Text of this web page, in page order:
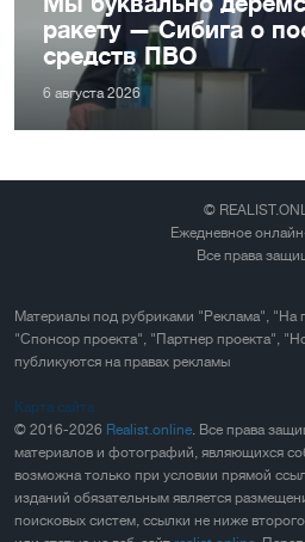
ракету — Сибига о
средств ПВО
6 августа 2026
©
Ежедневное
Все права
Материалы под рубриками "Реклама", "На
"Спонсор проекта", "Партнер проекта",
публикуются на правах рекламы
Карта сайта
© 2016-2026 Realist.online . Все права
материалов и фотографий, являющихся
возможна только при условии прямой
изданий обязательным является
поисковых систем, ссылки не ниже